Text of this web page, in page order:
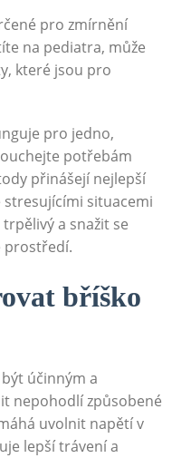
pro zmírnění
na pediatra, může
které jsou pro
pro jedno,
potřebám
přinášejí nejlepší
stresujícími situacemi
a snažit se
prostředí.
bříško
účinným a
nepohodlí způsobené
uvolnit napětí v
lepší trávení a